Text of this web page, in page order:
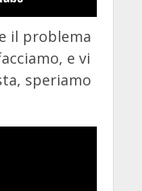
il problema
e vi
speriamo